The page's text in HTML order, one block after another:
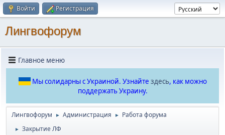
Войти Регистрация
Лингвофорум
Главное меню
Мы солидарны с Украиной. Узнайте здесь, как можно
поддержать Украину.
Лингвофорум ► Администрация ► Работа форума
► Закрытие ЛФ